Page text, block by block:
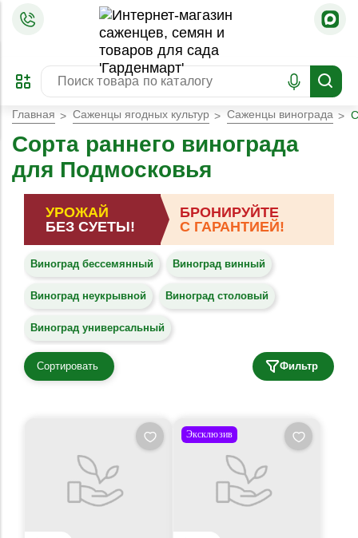
ПРЕДЗАКАЗ
ЗАБРОНИРОВАТЬ
ЛУЧШЕЕ
Главная Саженцы ягодных культур Саженцы винограда
Сорта раннего винограда
для Подмосковья
УРОЖАЙ
БЕЗ СУЕТЫ!
БРОНИРУЙТЕ
С ГАРАНТИЕЙ!
Виноград бессемянный Виноград винный
Виноград неукрывной Виноград столовый
Виноград универсальный
Сортировать Фильтр
Эксклюзив